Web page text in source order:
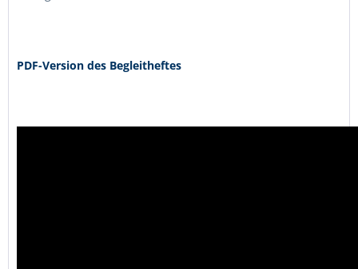
PDF-Version des Begleitheftes